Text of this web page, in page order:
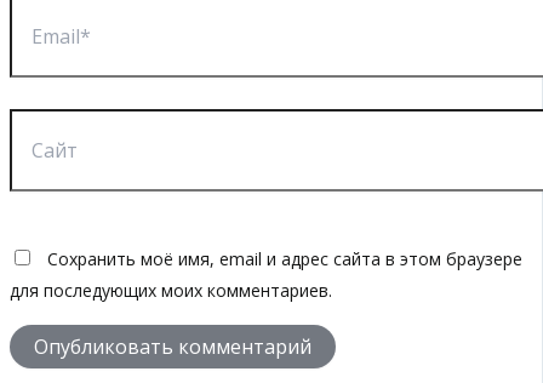
Сохранить моё имя, email и адрес сайта в этом браузере
для последующих моих комментариев.